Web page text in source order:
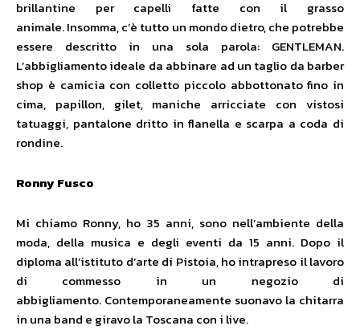
brillantine per capelli fatte con il grasso
animale. Insomma, c’è tutto un mondo dietro, che potrebbe
essere descritto in una sola parola: GENTLEMAN.
L’abbigliamento ideale da abbinare ad un taglio da barber
shop è camicia con colletto piccolo abbottonato fino in
cima, papillon, gilet, maniche arricciate con vistosi
tatuaggi, pantalone dritto in flanella e scarpa a coda di
rondine.
Ronny Fusco
Mi chiamo Ronny, ho 35 anni, sono nell’ambiente della
moda, della musica e degli eventi da 15 anni. Dopo il
diploma all’istituto d’arte di Pistoia, ho intrapreso il lavoro
di commesso in un negozio di
abbigliamento. Contemporaneamente suonavo la chitarra
in una band e giravo la Toscana con i live.